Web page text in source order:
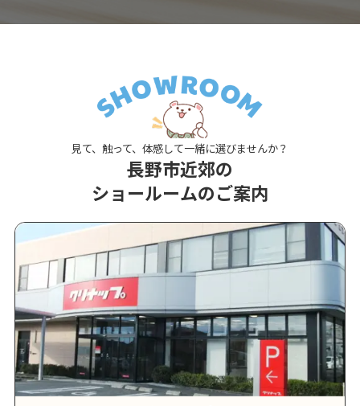
見て、触って、体感して一緒に選びませんか？
長野市近郊の
ショールームのご案内